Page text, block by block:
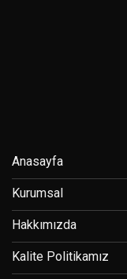
Anasayfa
Kurumsal
Hakkımızda
Kalite Politikamız